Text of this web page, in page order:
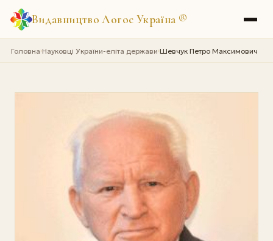
Видавництво Логос Україна ®
Головна›Науковці України-еліта держави›Шевчук Петро Максимович